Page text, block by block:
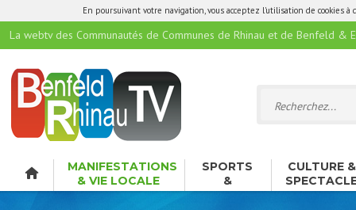
En poursuivant votre navigation, vous acceptez l'utilisation de cookies
La webtv des Communautés de Communes de Rhinau et de Benfeld &
MANIFESTATIONS
& VIE LOCALE
SPORTS
&
LOISIRS
CULTURE &